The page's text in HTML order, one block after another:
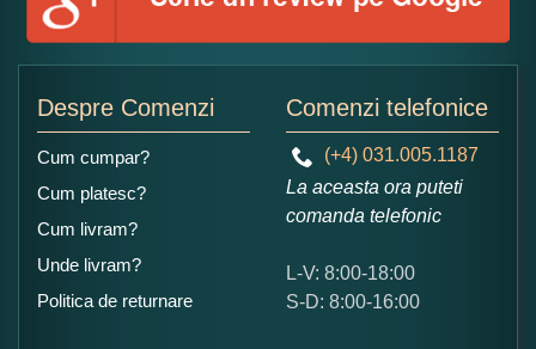
Ce nota acordati acestui produs?
5
Despre Comenzi
Cum cumpar?
Cum platesc?
Cum livram?
Unde livram?
Politica de returnare
Comenzi telefonice
(+4) 031.005.1187
La aceasta ora puteti
comanda telefonic
L-V: 8:00-18:00
S-D: 8:00-16:00